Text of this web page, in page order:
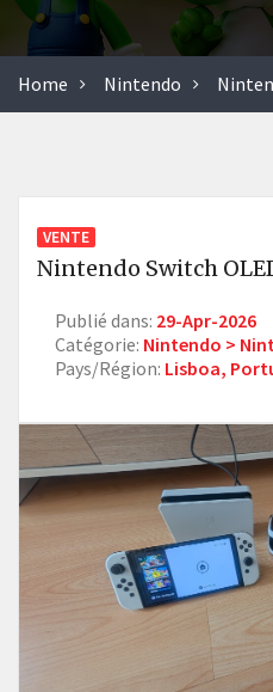
Home Nintendo
VENTE
Nintendo Switch
Publié dans: 29-Apr-2026
Catégorie: Nintendo >
Pays/Région: Lisboa,